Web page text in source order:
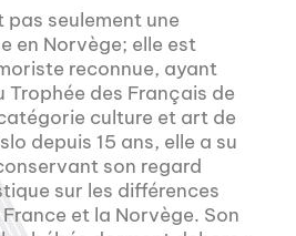
pas seulement une
en Norvège; elle est
reconnue, ayant
Trophée des Français de
culture et art de
depuis 15 ans, elle a su
son regard
sur les différences
et la Norvège. Son